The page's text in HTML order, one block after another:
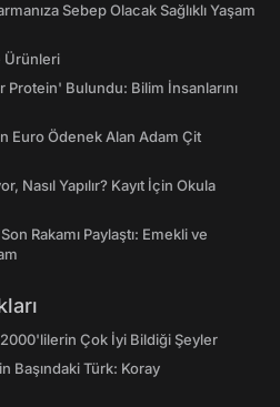
Sebep Olacak Sağlıklı Yaşam
Ürünleri
Protein' Bulundu: Bilim İnsanlarını
Euro Ödenek Alan Adam Çit
Nasıl Yapılır? Kayıt İçin Okula
Rakamı Paylaştı: Emekli ve
Çok İyi Bildiği Şeyler
Başındaki Türk: Koray